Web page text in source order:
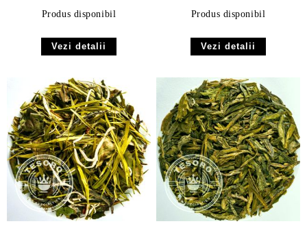
Produs disponibil
Vezi detalii
Produs disponibil
Vezi detalii